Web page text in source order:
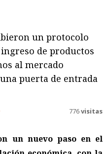
un protocolo
de productos
al mercado
puerta de entrada
776visitas
un nuevo paso en el